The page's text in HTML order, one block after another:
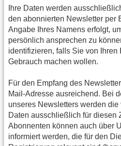
Ihre Daten werden
den abonnierten Newsletter per
Angabe Ihres Namens erfolgt,
persönlich ansprechen zu
identifizieren, falls Sie von Ihren
Gebrauch machen wollen.
Für den Empfang des
Mail-Adresse ausreichend. Bei
unseres Newsletters werden
Daten ausschließlich für diesen
Abonnenten können auch über
informiert werden, die für den